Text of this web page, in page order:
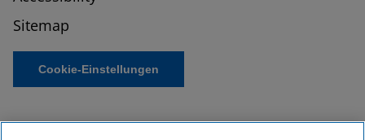
Sitemap
Cookie-Einstellungen